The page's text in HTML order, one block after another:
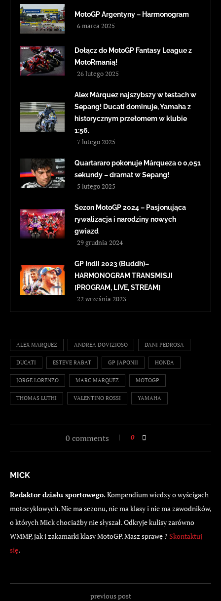
MotoGP Argentyny – Harmonogram
6 marca 2025
Dołącz do MotoGP Fantasy League z
MotoRmanią!
26 lutego 2025
Alex Márquez najszybszy w testach w
Sepang! Ducati dominuje, Yamaha z
historycznym przełomem w klubie
1:56.
7 lutego 2025
Quartararo pokonuje Márqueza o 0,051
sekundy – dramat w Sepang!
5 lutego 2025
Sezon MotoGP 2024 – Pasjonująca
rywalizacja i narodziny nowych
gwiazd
29 grudnia 2024
GP Indii 2023 (Buddh)–
HARMONOGRAM TRANSMISJI
[PROGRAM, LIVE, STREAM]
22 września 2023
ALEX MARQUEZ ANDREA DOVIZIOSO DANI PEDROSA
DUCATI ESTEVE RABAT GP JAPONII HONDA
JORGE LORENZO MARC MARQUEZ MOTOGP
THOMAS LUTHI VALENTINO ROSSI YAMAHA
0 comments 0
MICK
Redaktor działu sportowego.Kompendium wiedzy o wyścigach
motocyklowych. Nie ma sezonu, nie ma klasy i nie ma zawodników,
o których Mick chociażby nie słyszał. Odkryje kulisy zarówno
WMMP, jak i zakamarki klasy MotoGP. Masz sprawę ? Skontaktuj
się.
previous post